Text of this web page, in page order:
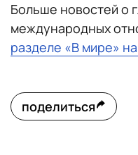
Больше новостей о
международных
разделе «В мире»
поделиться